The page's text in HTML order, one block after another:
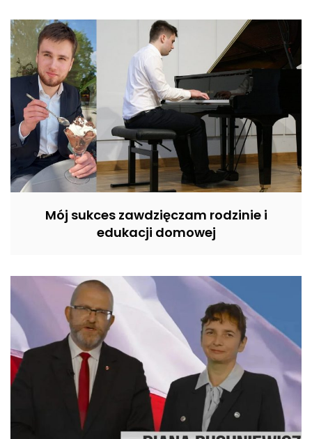
Mój sukces zawdzięczam rodzinie i
edukacji domowej